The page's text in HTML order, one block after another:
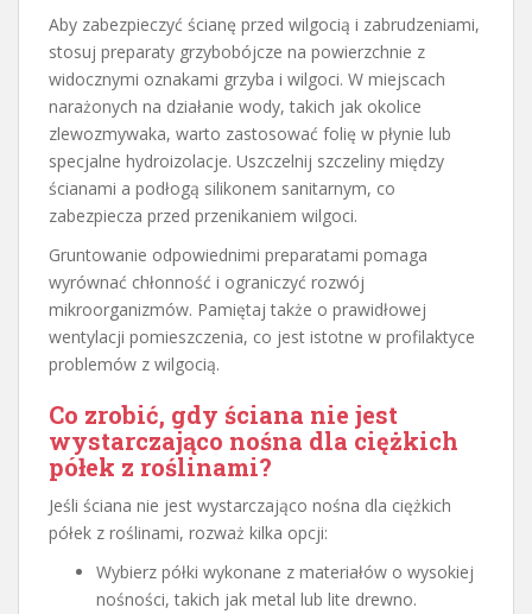
Aby zabezpieczyć ścianę przed wilgocią i zabrudzeniami,
stosuj preparaty grzybobójcze na powierzchnie z
widocznymi oznakami grzyba i wilgoci. W miejscach
narażonych na działanie wody, takich jak okolice
zlewozmywaka, warto zastosować folię w płynie lub
specjalne hydroizolacje. Uszczelnij szczeliny między
ścianami a podłogą silikonem sanitarnym, co
zabezpiecza przed przenikaniem wilgoci.
Gruntowanie odpowiednimi preparatami pomaga
wyrównać chłonność i ograniczyć rozwój
mikroorganizmów. Pamiętaj także o prawidłowej
wentylacji pomieszczenia, co jest istotne w profilaktyce
problemów z wilgocią.
Co zrobić, gdy ściana nie jest
wystarczająco nośna dla ciężkich
półek z roślinami?
Jeśli ściana nie jest wystarczająco nośna dla ciężkich
półek z roślinami, rozważ kilka opcji:
Wybierz półki wykonane z materiałów o wysokiej
nośności, takich jak metal lub lite drewno.